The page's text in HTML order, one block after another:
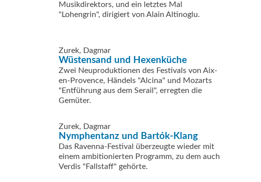
Musikdirektors, und ein letztes Mal
"Lohengrin", dirigiert von Alain Altinoglu.
Zurek, Dagmar
Wüstensand und Hexenküche
Zwei Neuproduktionen des Festivals von Aix-
en-Provence, Händels "Alcina" und Mozarts
"Entführung aus dem Serail", erregten die
Gemüter.
Zurek, Dagmar
Nymphentanz und Bartók-Klang
Das Ravenna-Festival überzeugte wieder mit
einem ambitionierten Programm, zu dem auch
Verdis "Fallstaff" gehörte.